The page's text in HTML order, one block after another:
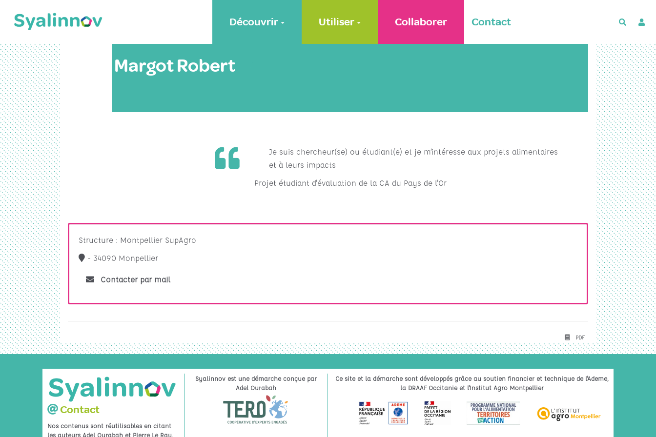
Découvrir Utiliser Collaborer Contact
Margot Robert
Je suis chercheur(se) ou étudiant(e) et je m’intéresse aux projets alimentaires
et à leurs impacts
Projet étudiant d'évaluation de la CA du Pays de l'Or
Structure : Montpellier SupAgro
- 34090 Monpellier
Contacter par mail
PDF
Contact
Nos contenus sont réutilisables en citant
les auteurs Adel Ourabah et Pierre Le Ray.
Syalinnov est une démarche conçue par
Adel Ourabah
Ce site et la démarche sont développés grâce au soutien financier et technique de l'Ademe,
la DRAAF Occitanie et l'Institut Agro Montpellier